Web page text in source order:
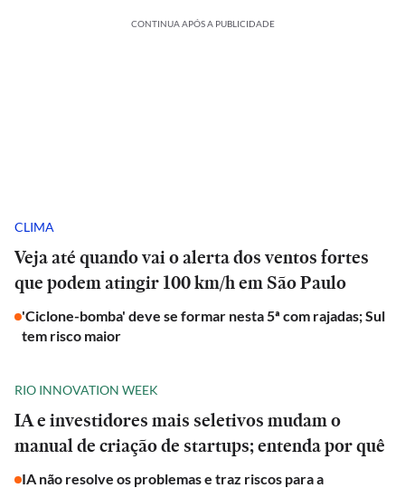
CONTINUA APÓS A PUBLICIDADE
CLIMA
Veja até quando vai o alerta dos ventos fortes
que podem atingir 100 km/h em São Paulo
'Ciclone-bomba' deve se formar nesta 5ª com rajadas; Sul
tem risco maior
RIO INNOVATION WEEK
IA e investidores mais seletivos mudam o
manual de criação de startups; entenda por quê
IA não resolve os problemas e traz riscos para a